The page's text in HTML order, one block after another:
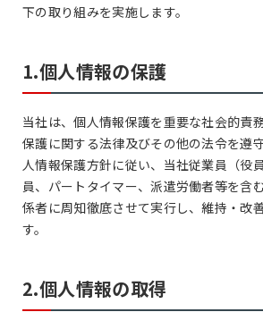
下の取り組みを実施します。
1.個人情報の保護
当社は、個人情報保護を重要な社会的責
保護に関する法律及びその他の法令を遵
人情報保護方針に従い、当社従業員（役
員、パートタイマー、派遣労働者等を含
係者に周知徹底させて実行し、維持・改
す。
2.個人情報の取得